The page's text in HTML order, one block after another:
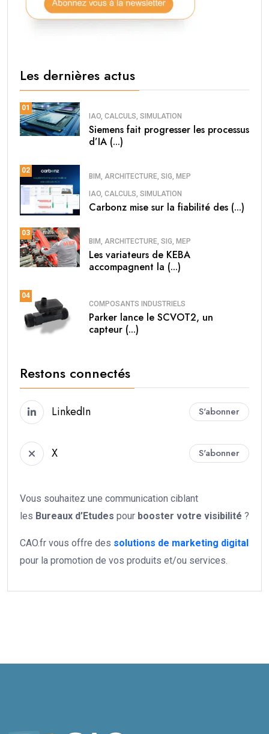
Les dernières actus
01
IAO, CALCULS, SIMULATION
Siemens fait progresser les processus
d’IA (...)
02
BIM, ARCHITECTURE, SIG, MEP
IAO, CALCULS, SIMULATION
Carbonz mise sur la fiabilité des (...)
03
BIM, ARCHITECTURE, SIG, MEP
Les variateurs de KEBA
accompagnent la (...)
04
COMPOSANTS INDUSTRIELS
Parker lance le SCVOT2, un
capteur (...)
Restons connectés
LinkedIn S'abonner
X S'abonner
Vous souhaitez une communication ciblant
les Bureaux d’Etudes pour booster votre visibilité ?
CAO.fr vous offre des solutions de marketing digital
pour la promotion de vos produits et/ou services.